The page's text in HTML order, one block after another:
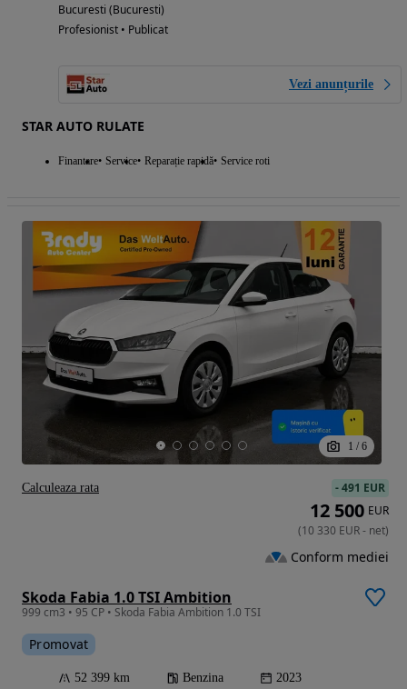
Bucuresti (Bucuresti)
Profesionist • Publicat
Vezi anunțurile
STAR AUTO RULATE
Finantare Service Reparație rapidă Service roti
1 / 6
Skoda Fabia 1.0 TSI Ambition
999 cm3 • 95 CP • Skoda Fabia Ambition 1.0 TSI
Promovat
52 399 km Benzina 2023
-491 EUR
12 500 EUR
(10 330 EUR- net)
Conform mediei
Calculeaza rata